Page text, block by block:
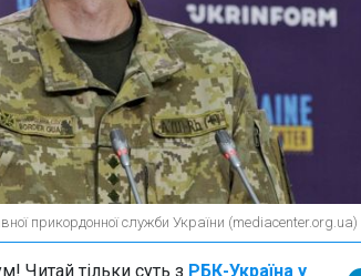
прикордонної служби України (mediacenter.org.ua)
Читай тільки суть з РБК-Україна у